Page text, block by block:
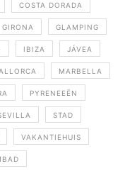
COSTA DORADA
GIRONA GLAMPING
IBIZA JÁVEA
MARBELLA
PYRENEEËN
STAD
VAKANTIEHUIS